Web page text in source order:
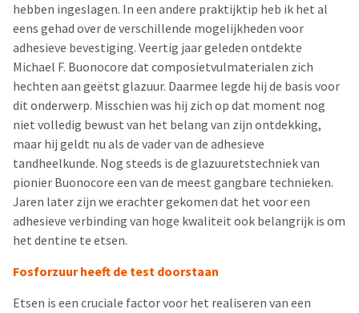
hebben ingeslagen. In een andere praktijktip heb ik het al
eens gehad over de verschillende mogelijkheden voor
adhesieve bevestiging. Veertig jaar geleden ontdekte
Michael F. Buonocore dat composietvulmaterialen zich
hechten aan geëtst glazuur. Daarmee legde hij de basis voor
dit onderwerp. Misschien was hij zich op dat moment nog
niet volledig bewust van het belang van zijn ontdekking,
maar hij geldt nu als de vader van de adhesieve
tandheelkunde. Nog steeds is de glazuuretstechniek van
pionier Buonocore een van de meest gangbare technieken.
Jaren later zijn we erachter gekomen dat het voor een
adhesieve verbinding van hoge kwaliteit ook belangrijk is om
het dentine te etsen.
Fosforzuur heeft de test doorstaan
Etsen is een cruciale factor voor het realiseren van een